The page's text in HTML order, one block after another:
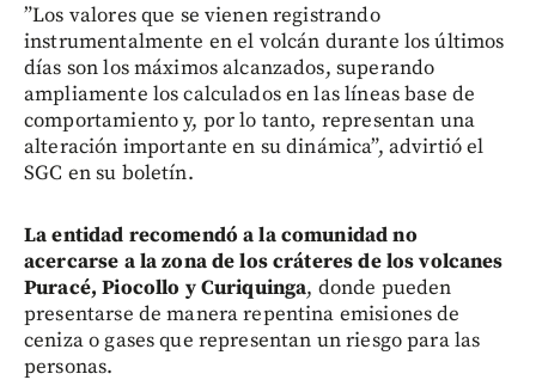
”Los valores que se vienen registrando
instrumentalmente en el volcán durante los últimos
días son los máximos alcanzados, superando
ampliamente los calculados en las líneas base de
comportamiento y, por lo tanto, representan una
alteración importante en su dinámica”, advirtió el
SGC en su boletín.
La entidad recomendó a la comunidad no
acercarse a la zona de los cráteres de los volcanes
Puracé, Piocollo y Curiquinga, donde pueden
presentarse de manera repentina emisiones de
ceniza o gases que representan un riesgo para las
personas.